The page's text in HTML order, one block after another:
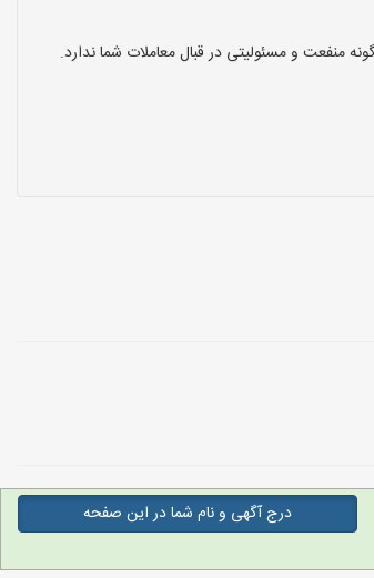
منفعت و مسئولیتی در قبال معاملات شما ندارد.
درج آگهی و نام شما در این صفحه